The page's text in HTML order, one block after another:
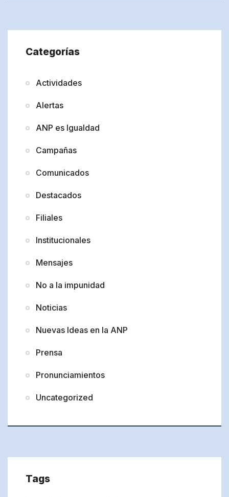
Categorías
Actividades
Alertas
ANP es Igualdad
Campañas
Comunicados
Destacados
Filiales
Institucionales
Mensajes
No a la impunidad
Noticias
Nuevas Ideas en la ANP
Prensa
Pronunciamientos
Uncategorized
Tags